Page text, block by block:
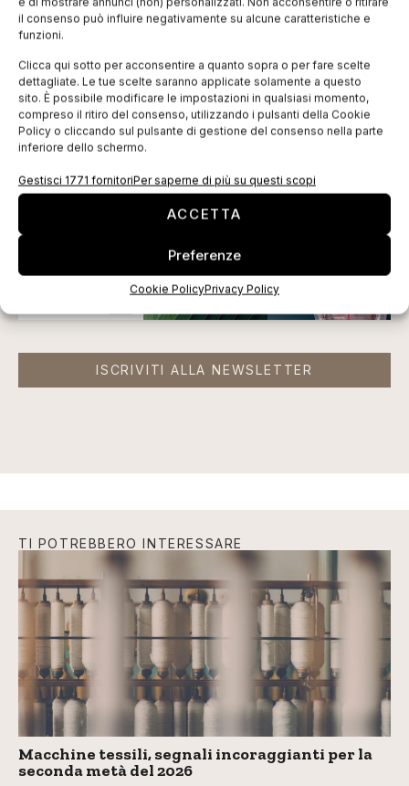
il consenso può influire negativamente su alcune caratteristiche e
funzioni.
Clicca qui sotto per acconsentire a quanto sopra o per fare scelte
dettagliate. Le tue scelte saranno applicate solamente a questo
sito. È possibile modificare le impostazioni in qualsiasi momento,
compreso il ritiro del consenso, utilizzando i pulsanti della Cookie
Policy o cliccando sul pulsante di gestione del consenso nella parte
inferiore dello schermo.
Gestisci 1771 fornitoriPer saperne di più su questi scopi
ACCETTA
Preferenze
Cookie PolicyPrivacy Policy
propri modelli organizzativi e certificano le diverse
Tag: abbigliamento CNA Federmoda
convegno
moda
Prato Rana Plaza sostenibilità
EDICOLA WEB
ISCRIVITI ALLA NEWSLETTER
TI POTREBBERO INTERESSARE
Macchine tessili, segnali incoraggianti per la
seconda metà del 2026